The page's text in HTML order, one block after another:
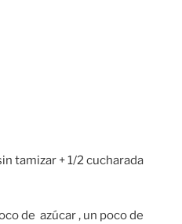
tamizar + 1/2 cucharada
de azúcar , un poco de